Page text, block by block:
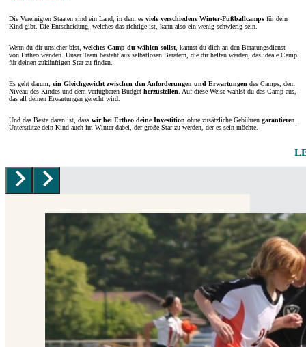
Die Vereinigten Staaten sind ein Land, in dem es viele verschiedene Winter-Fußballcamps für dein
Kind gibt. Die Entscheidung, welches das richtige ist, kann also ein wenig schwierig sein.
Wenn du dir unsicher bist, welches Camp du wählen sollst, kannst du dich an den Beratungsdienst
von Ertheo wenden. Unser Team besteht aus selbstlosen Beratern, die dir helfen werden, das ideale Camp
für deinen zukünftigen Star zu finden.
Es geht darum, ein Gleichgewicht zwischen den Anforderungen und Erwartungen des Camps, dem
Niveau des Kindes und dem verfügbaren Budget herzustellen. Auf diese Weise wählst du das Camp aus,
das all deinen Erwartungen gerecht wird.
Und das Beste daran ist, dass wir bei Ertheo deine Investition ohne zusätzliche Gebühren garantieren.
Unterstütze dein Kind auch im Winter dabei, der große Star zu werden, der es sein möchte.